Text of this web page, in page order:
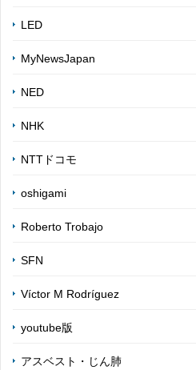
LED
MyNewsJapan
NED
NHK
NTTドコモ
oshigami
Roberto Trobajo
SFN
Víctor M Rodríguez
youtube版
アスベスト・じん肺